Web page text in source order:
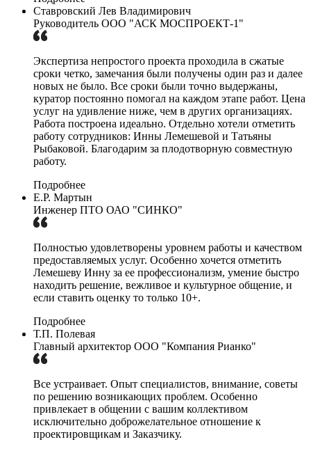
Ставровский Лев Владимирович
Руководитель ООО "АСК МОСПРОЕКТ-1"
Экспертиза непростого проекта проходила в сжатые
сроки четко, замечания были получены один раз и далее
новых не было. Все сроки были точно выдержаны,
куратор постоянно помогал на каждом этапе работ. Цена
услуг на удивление ниже, чем в других организациях.
Работа построена идеально. Отдельно хотели отметить
работу сотрудников: Инны Лемешевой и Татьяны
Рыбаковой. Благодарим за плодотворную совместную
работу.
Подробнее
Е.Р. Мартын
Инженер ПТО ОАО "СИНКО"
Полностью удовлетворены уровнем работы и качеством
предоставляемых услуг. Особенно хочется отметить
Лемешеву Инну за ее профессионализм, умение быстро
находить решение, вежливое и культурное общение, и
если ставить оценку то только 10+.
Подробнее
Т.П. Полевая
Главный архитектор ООО "Компания Рианко"
Все устраивает. Опыт специалистов, внимание, советы
по решению возникающих проблем. Особенно
привлекает в общении с вашим коллективом
исключительно доброжелательное отношение к
проектировщикам и Заказчику.